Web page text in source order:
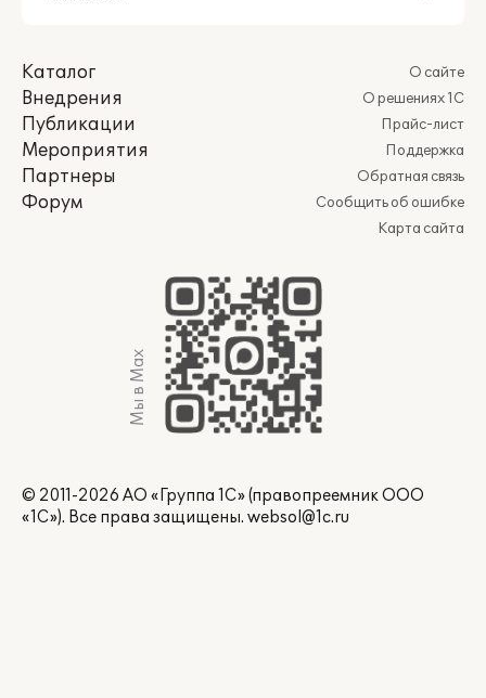
Каталог
Внедрения
Публикации
Мероприятия
Партнеры
Форум
О сайте
О решениях 1С
Прайс-лист
Поддержка
Обратная связь
Сообщить об ошибке
Карта сайта
Мы в Max
© 2011-2026 АО «Группа 1С» (правопреемник ООО
«1С»). Все права защищены. websol@1c.ru